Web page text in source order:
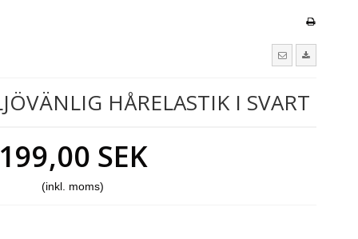
HÅRELASTIK I SVART
199,00 SEK
(inkl. moms)